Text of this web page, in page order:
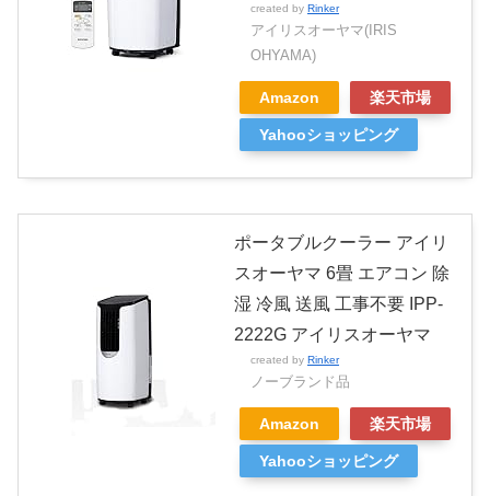
created by Rinker
アイリスオーヤマ(IRIS
OHYAMA)
Amazon 楽天市場
Yahooショッピング
ポータブルクーラー アイリ
スオーヤマ 6畳 エアコン 除
湿 冷風 送風 工事不要 IPP-
2222G アイリスオーヤマ
created by Rinker
ノーブランド品
Amazon 楽天市場
Yahooショッピング